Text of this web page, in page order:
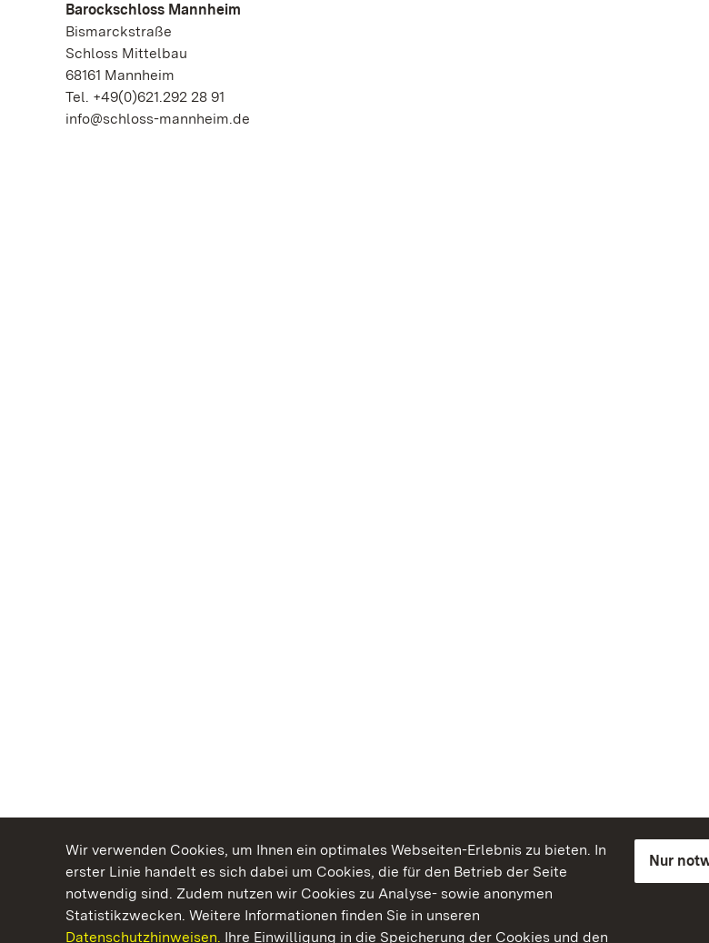
Wir verwenden Cookies, um Ihnen ein optimales Webseiten-Erlebnis zu bieten. In
erster Linie handelt es sich dabei um Cookies, die für den Betrieb der Seite
notwendig sind. Zudem nutzen wir Cookies zu Analyse- sowie anonymen
Statistikzwecken. Weitere Informationen finden Sie in unseren
Datenschutzhinweisen. Ihre Einwilligung in die Speicherung der Cookies und den
Nur
Barockschloss Mannheim
Bismarckstraße
Schloss Mittelbau
68161 Mannheim
Tel. +49(0)621.292 28 91
info@schloss-mannheim.de